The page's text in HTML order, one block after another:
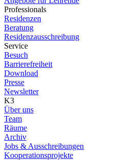
Professionals
Residenzen
Beratung
Residenzausschreibung
Service
Besuch
Barrierefreiheit
Download
Presse
Newsletter
K3
Über uns
Team
Räume
Archiv
Jobs & Ausschreibungen
Kooperationsprojekte